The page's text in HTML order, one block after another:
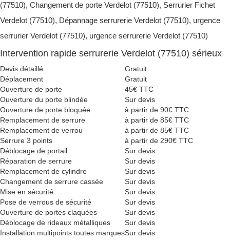
(77510), Changement de porte Verdelot (77510), Serrurier Fichet
Verdelot (77510), Dépannage serrurerie Verdelot (77510), urgence
serrurier Verdelot (77510), urgence serrurerie Verdelot (77510)
Intervention rapide serrurerie Verdelot (77510) sérieux
Devis détaillé
Gratuit
Déplacement
Gratuit
Ouverture de porte
45€ TTC
Ouverture du porte blindée
Sur devis
Ouverture de porte bloquée
à partir de 90€ TTC
Remplacement de serrure
à partir de 85€ TTC
Remplacement de verrou
à partir de 85€ TTC
Serrure 3 points
à partir de 290€ TTC
Déblocage de portail
Sur devis
Réparation de serrure
Sur devis
Remplacement de cylindre
Sur devis
Changement de serrure cassée
Sur devis
Mise en sécurité
Sur devis
Pose de verrous de sécurité
Sur devis
Ouverture de portes claquées
Sur devis
Déblocage de rideaux métalliques
Sur devis
Installation multipoints toutes marquesSur devis